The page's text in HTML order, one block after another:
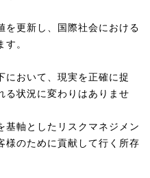
を更新し、国際社会における
。
において、現実を正確に捉
る状況に変わりはありませ
基軸としたリスクマネジメン
様のために貢献して行く所存